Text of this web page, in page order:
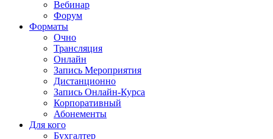
Вебинар
Форум
Форматы
Очно
Трансляция
Онлайн
Запись Мероприятия
Дистанционно
Запись Онлайн-Курса
Корпоративный
Абонементы
Для кого
Бухгалтер